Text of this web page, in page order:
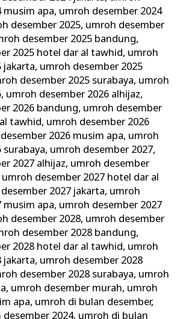
musim apa, umroh desember 2024
desember 2025, umroh desember
desember 2025 bandung,
2025 hotel dar al tawhid, umroh
jakarta, umroh desember 2025
desember 2025 surabaya, umroh
, umroh desember 2026 alhijaz,
2026 bandung, umroh desember
tawhid, umroh desember 2026
2026 musim apa, umroh
surabaya, umroh desember 2027,
2027 alhijaz, umroh desember
umroh desember 2027 hotel dar al
2027 jakarta, umroh
musim apa, umroh desember 2027
desember 2028, umroh desember
desember 2028 bandung,
2028 hotel dar al tawhid, umroh
jakarta, umroh desember 2028
desember 2028 surabaya, umroh
, umroh desember murah, umroh
apa, umroh di bulan desember,